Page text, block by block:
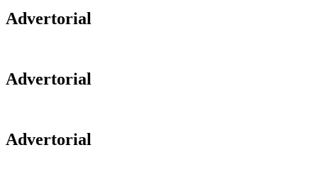
Advertorial
Advertorial
Advertorial